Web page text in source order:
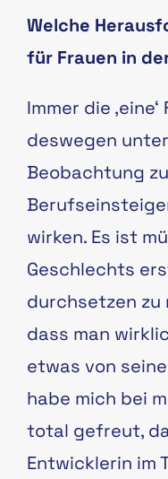
Welche
für Frauen in
Immer die
deswegen
Beobachtung
wirken. Es ist
Geschlechts
durchsetzen zu
dass man
etwas von
habe mich bei
total gefreut,
Entwicklerin im